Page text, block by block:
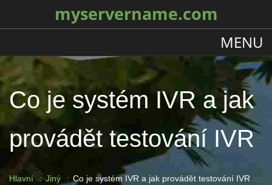
myservername.com
MENU
Co je systém IVR a jak
provádět testování IVR
Hlavní Jiný Co je systém IVR a jak provádět testování IVR